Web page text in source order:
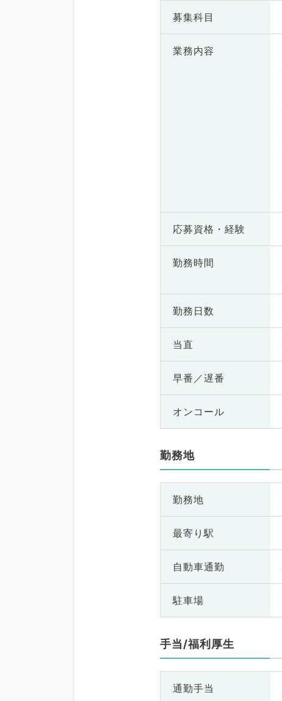
募集科目
業務内容
応募資格・ 経験
勤務時間
勤務日数
当直
早番／遅番
オンコール
勤務地
勤務地
最寄り駅
自動車通勤
駐車場
手当/福利厚生
通勤手当